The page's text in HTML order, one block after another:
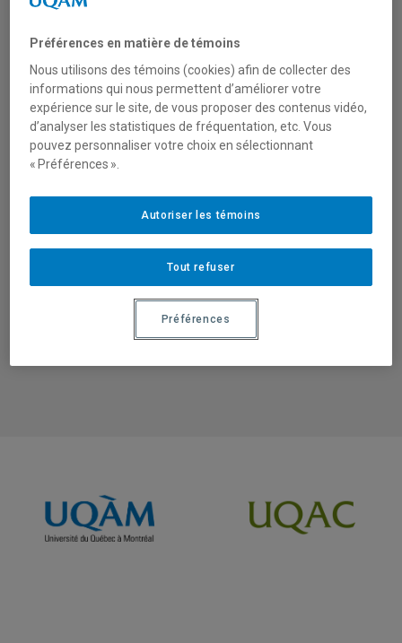
Le Bureau principal du CRISES sera fermé du
23 décembre 2020 au 6 janvier 2021 inclus.
Préférences en matière de témoins
Nous utilisons des témoins (cookies) afin de collecter des
informations qui nous permettent d’améliorer votre
expérience sur le site, de vous proposer des contenus vidéo,
d’analyser les statistiques de fréquentation, etc. Vous
pouvez personnaliser votre choix en sélectionnant
« Préférences ».
Tout refuser
Autoriser les témoins
Préférences